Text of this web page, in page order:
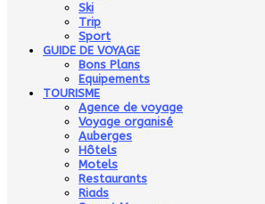
Ski
Trip
Sport
GUIDE DE VOYAGE
Bons Plans
Equipements
TOURISME
Agence de voyage
Voyage organisé
Auberges
Hôtels
Motels
Restaurants
Riads